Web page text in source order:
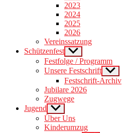
2023
2024
2025
2026
Vereinssatzung
Schützenfest Show
sub
menu
Festfolge / Programm
Unsere Festschrift Show
sub
menu
Festschrift-Archiv
Jubilare 2026
Zugwege
Jugend Show
sub
menu
Über Uns
Kinderumzug